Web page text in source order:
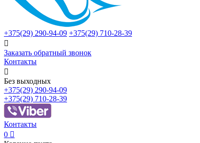
+375(29) 290-94-09 +375(29) 710-28-39

Заказать обратный звонок
Контакты

Без выходных
+375(29) 290-94-09
+375(29) 710-28-39
Контакты
0 